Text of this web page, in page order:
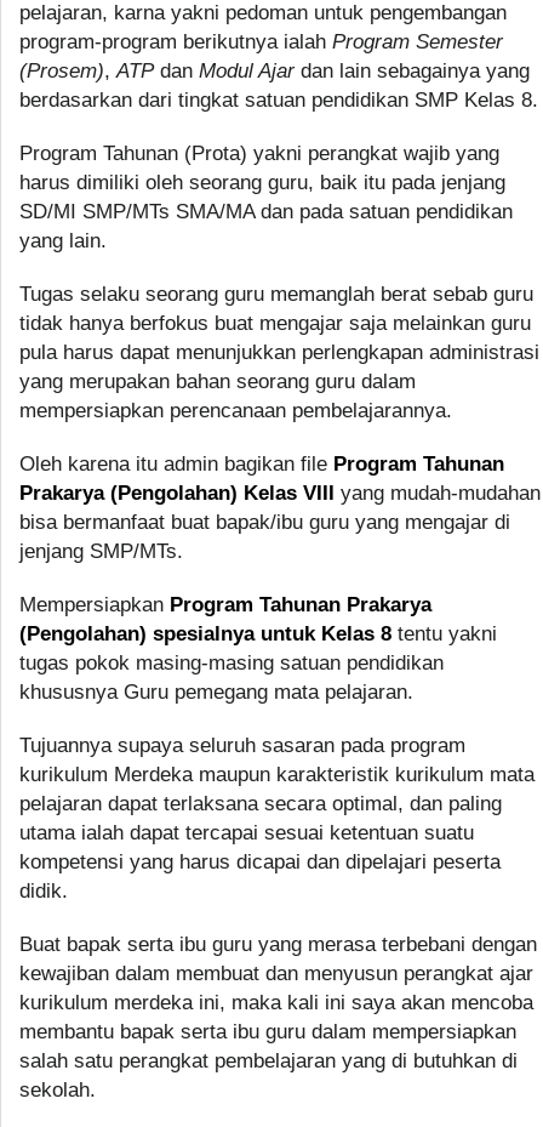
pelajaran, karna yakni pedoman untuk pengembangan
program-program berikutnya ialah Program Semester
(Prosem),ATPdan Modul Ajardan lain sebagainya yang
berdasarkan dari tingkat satuan pendidikan SMP Kelas 8.
Program Tahunan (Prota) yakni perangkat wajib yang
harus dimiliki oleh seorang guru, baik itu pada jenjang
SD/MI SMP/MTs SMA/MA dan pada satuan pendidikan
yang lain.
Tugas selaku seorang guru memanglah berat sebab guru
tidak hanya berfokus buat mengajar saja melainkan guru
pula harus dapat menunjukkan perlengkapan administrasi
yang merupakan bahan seorang guru dalam
mempersiapkan perencanaan pembelajarannya.
Oleh karena itu admin bagikan file Program Tahunan
Prakarya (Pengolahan) Kelas VIII
yang mudah-mudahan
bisa bermanfaat buat bapak/ibu guru yang mengajar di
jenjang SMP/MTs.
Mempersiapkan Program Tahunan Prakarya
(Pengolahan) spesialnya untuk Kelas 8 tentu yakni
tugas pokok masing-masing satuan pendidikan
khususnya Guru pemegang mata pelajaran.
Tujuannya supaya seluruh sasaran pada program
kurikulum Merdeka maupun karakteristik kurikulum mata
pelajaran dapat terlaksana secara optimal, dan paling
utama ialah dapat tercapai sesuai ketentuan suatu
kompetensi yang harus dicapai dan dipelajari peserta
didik.
Buat bapak serta ibu guru yang merasa terbebani dengan
kewajiban dalam membuat dan menyusun perangkat ajar
kurikulum merdeka ini, maka kali ini saya akan mencoba
membantu bapak serta ibu guru dalam mempersiapkan
salah satu perangkat pembelajaran yang di butuhkan di
sekolah.